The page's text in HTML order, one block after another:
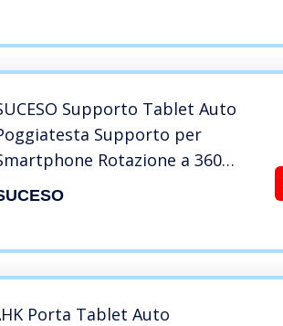
Supporto Tablet Auto
Supporto per
Rotazione a 360
Porta Tablet Auto
Porta Tablet Auto